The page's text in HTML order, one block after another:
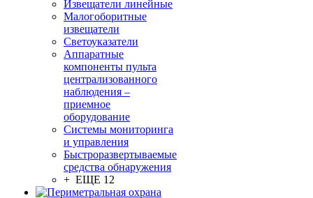
Извещатели линейные
Малогоборитные
извещатели
Светоуказатели
Аппаратные
компоненты пульта
централизованного
наблюдения –
приемное
оборудование
Системы мониторинга
и управления
Быстроразвертываемые
средства обнаружения
+ ЕЩЕ 12